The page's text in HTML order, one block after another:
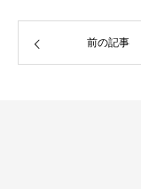
前の記事